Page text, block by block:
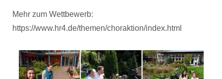
Mehr zum Wettbewerb:
https://www.hr4.de/themen/choraktion/index.html